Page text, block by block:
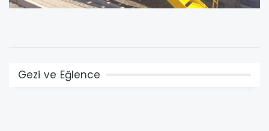
Gezi ve Eğlence